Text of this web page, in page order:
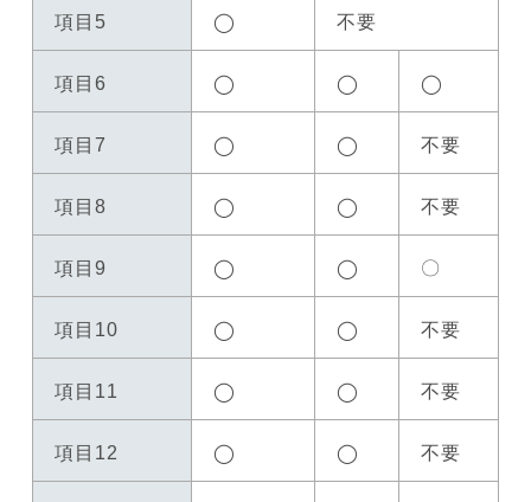
項目5 ◯ 不要
項目6 ◯ ◯ ◯
項目7 ◯ ◯ 不要
項目8 ◯ ◯ 不要
項目9 ◯ ◯ 〇
項目10 ◯ ◯ 不要
項目11 ◯ ◯ 不要
項目12 ◯ ◯ 不要